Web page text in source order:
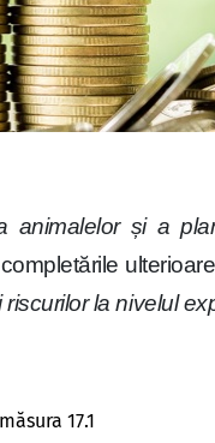
animalelor și a
la nivelul
17.1